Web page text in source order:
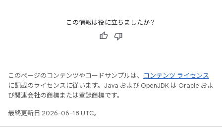
この情報は役に立ちましたか？
このページのコンテンツやコードサンプルは、
コンテンツ ライセンス
に記載のライセンスに従います。Java および OpenJDK は Oracle およ
び関連会社の商標または登録商標です。
最終更新日 2026-06-18 UTC。